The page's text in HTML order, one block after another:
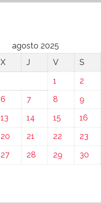
agosto 2025
X J V S
1
2
6 7 8 9
13 14 15 16
20 21 22 23
27 28 29 30